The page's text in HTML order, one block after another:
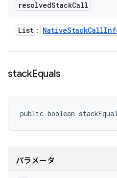
resolvedStackCall
List : NativeStackCall
stackEquals
public boolean
パラメータ